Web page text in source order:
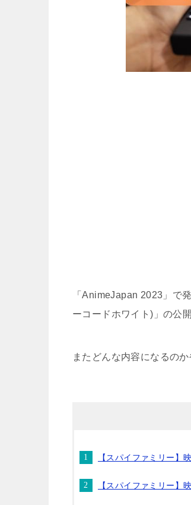
「AnimeJapan 2023」で
ーコードホワイト)」の公
またどんな内容になるの
【スパイファミリー】
【スパイファミリー】